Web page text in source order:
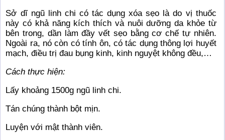
Sở dĩ ngũ linh chi có tác dụng xóa sẹo là do vị thuốc
này có khả năng kích thích và nuôi dưỡng da khỏe từ
bên trong, dần làm đầy vết sẹo bằng cơ chế tự nhiên.
Ngoài ra, nó còn có tính ôn, có tác dụng thông lợi huyết
mạch, điều trị đau bụng kinh, kinh nguyệt không đều,…
Cách thực hiện:
Lấy khoảng 1500g ngũ linh chi.
Tán chúng thành bột mịn.
Luyện với mật thành viên.